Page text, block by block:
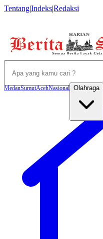
Tentang|Indeks|Redaksi
MedanSumutAcehNasional Olahraga